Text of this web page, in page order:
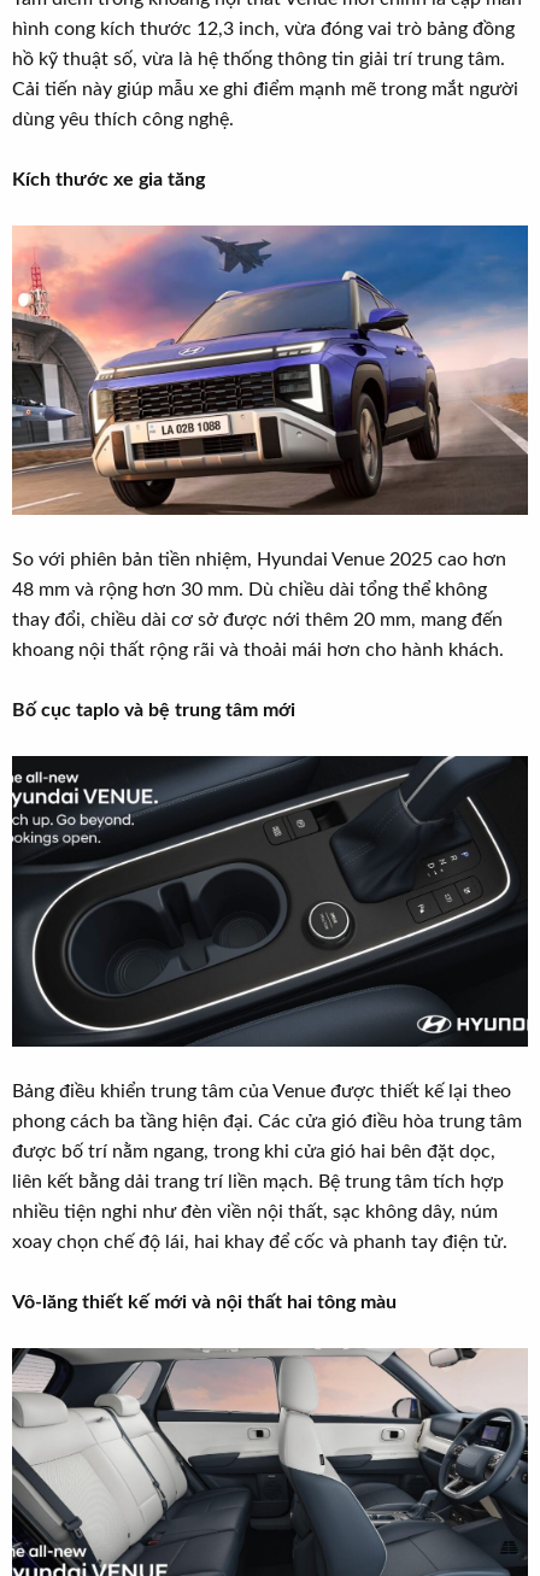
hình cong kích thước 12,3 inch, vừa đóng vai trò bảng đồng
hồ kỹ thuật số, vừa là hệ thống thông tin giải trí trung tâm.
Cải tiến này giúp mẫu xe ghi điểm mạnh mẽ trong mắt người
dùng yêu thích công nghệ.
Kích thước xe gia tăng
So với phiên bản tiền nhiệm, Hyundai Venue 2025 cao hơn
48 mm và rộng hơn 30 mm. Dù chiều dài tổng thể không
thay đổi, chiều dài cơ sở được nới thêm 20 mm, mang đến
khoang nội thất rộng rãi và thoải mái hơn cho hành khách.
Bố cục taplo và bệ trung tâm mới
Bảng điều khiển trung tâm của Venue được thiết kế lại theo
phong cách ba tầng hiện đại. Các cửa gió điều hòa trung tâm
được bố trí nằm ngang, trong khi cửa gió hai bên đặt dọc,
liên kết bằng dải trang trí liền mạch. Bệ trung tâm tích hợp
nhiều tiện nghi như đèn viền nội thất, sạc không dây, núm
xoay chọn chế độ lái, hai khay để cốc và phanh tay điện tử.
Vô-lăng thiết kế mới và nội thất hai tông màu